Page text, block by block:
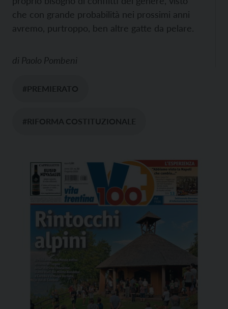
che con grande probabilità nei prossimi anni
avremo, purtroppo, ben altre gatte da pelare.
di Paolo Pombeni
#PREMIERATO
#RIFORMA COSTITUZIONALE